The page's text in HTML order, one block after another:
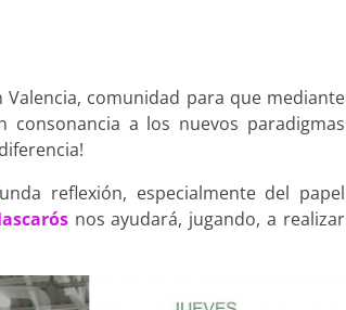
comunidad para que mediante
a los nuevos paradigmas
reflexión, especialmente del papel
nos ayudará, jugando, a realizar